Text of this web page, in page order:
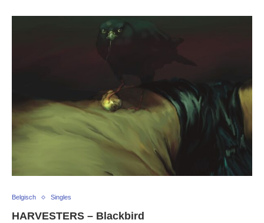
Belgisch Singles
HARVESTERS – Blackbird